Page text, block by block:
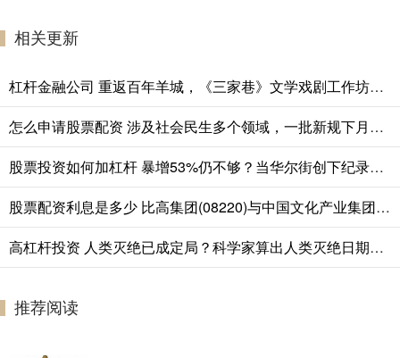
相关更新
杠杆金融公司 重返百年羊城，《三家巷》文学戏剧工作坊顺利举行
怎么申请股票配资 涉及社会民生多个领域，一批新规下月起施行
股票投资如何加杠杆 暴增53%仍不够？当华尔街创下纪录，欧洲大行的好业绩反而成了“不及格”
股票配资利息是多少 比高集团(08220)与中国文化产业集团订立一份合营股东协议
高杠杆投资 人类灭绝已成定局？科学家算出人类灭绝日期，我们还能存在多久？
推荐阅读